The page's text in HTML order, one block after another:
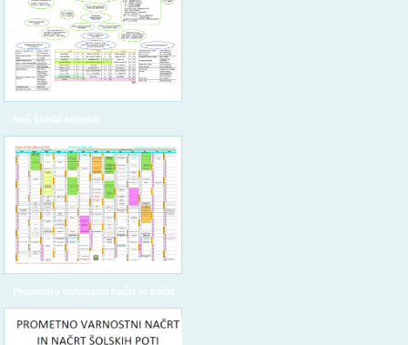
Naš šolski koledar
Prometno varnostni načrt in načrt
šolskih poti